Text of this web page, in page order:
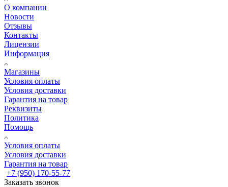
О компании
Новости
Отзывы
Контакты
Лицензии
Информация
Магазины
Условия оплаты
Условия доставки
Гарантия на товар
Реквизиты
Политика
Помощь
Условия оплаты
Условия доставки
Гарантия на товар
+7 (950) 170-55-77
Заказать звонок